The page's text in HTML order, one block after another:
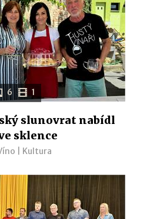
6 1
slunovrat nabídl
sklence
Kultura